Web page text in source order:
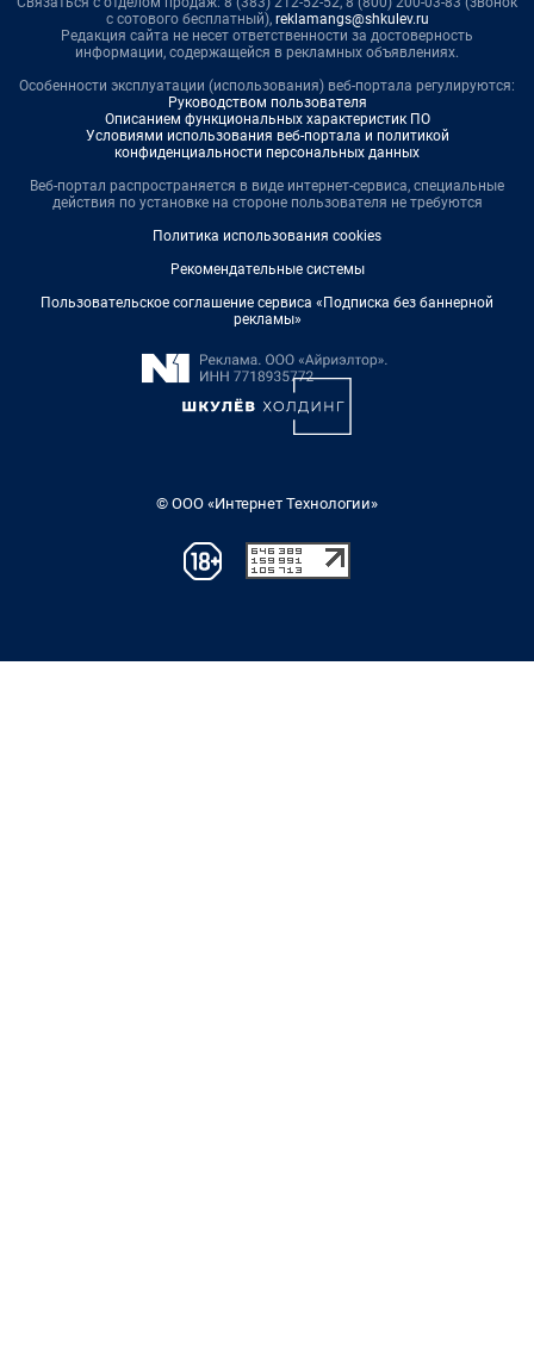
с сотового бесплатный), reklamangs@shkulev.ru
Редакция сайта не несет ответственности за достоверность
информации, содержащейся в рекламных объявлениях.
Особенности эксплуатации (использования) веб-портала регулируются:
Руководством пользователя
Описанием функциональных характеристик ПО
Условиями использования веб-портала и политикой
конфиденциальности персональных данных
Веб-портал распространяется в виде интернет-сервиса, специальные
действия по установке на стороне пользователя не требуются
Политика использования cookies
Рекомендательные системы
Пользовательское соглашение сервиса «Подписка без баннерной
рекламы»
© ООО «Интернет Технологии»